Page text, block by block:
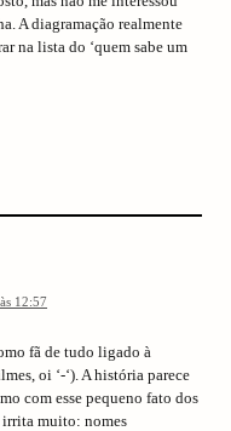
A diagramação realmente
na lista do ‘quem sabe um
12:57
fã de tudo ligado à
oi ‘-‘). A história parece
com esse pequeno fato dos
irrita muito: nomes